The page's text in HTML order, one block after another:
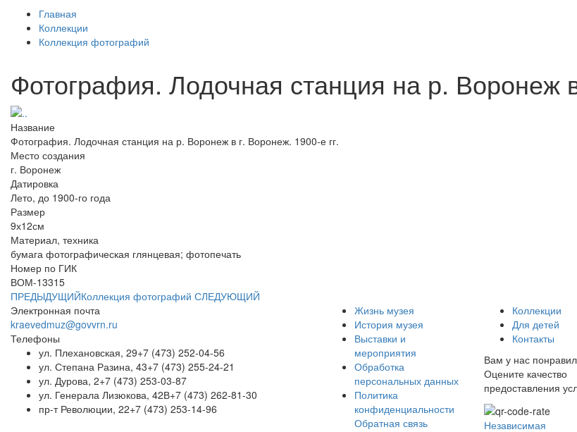
Главная
Коллекции
Коллекция фотографий
Фотография. Лодочная станция на р. Воронеж
Название
Фотография. Лодочная станция на р. Воронеж в г. Воронеж. 1900-е гг.
Место создания
г. Воронеж
Датировка
Лето, до 1900-го года
Размер
9х12см
Материал, техника
бумага фотографическая глянцевая; фотопечать
Номер по ГИК
ВОМ-13315
ПРЕДЫДУЩИЙКоллекция фотографий СЛЕДУЮЩИЙ
Электронная почта
kraevedmuz@govvrn.ru
Телефоны
ул. Плехановская, 29+7 (473) 252-04-56
ул. Степана Разина, 43+7 (473) 255-24-21
ул. Дурова, 2+7 (473) 253-03-87
ул. Генерала Лизюкова, 42В+7 (473) 262-81-30
пр-т Революции, 22+7 (473) 253-14-96
Жизнь музея
История музея
Выставки и
мероприятия
Обработка
персональных данных
Политика
конфиденциальности
Обратная связь
Коллекции
Для детей
Контакты
Вам у нас
Оцените качество
предоставления
Независимая